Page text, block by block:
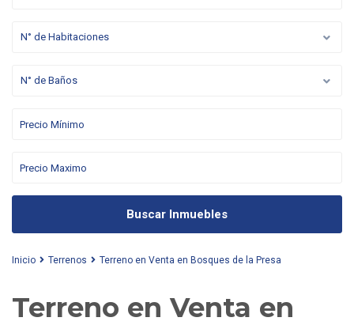
N° de Habitaciones
N° de Baños
Buscar Inmuebles
Inicio Terrenos Terreno en Venta en Bosques de la Presa
Terreno en Venta en